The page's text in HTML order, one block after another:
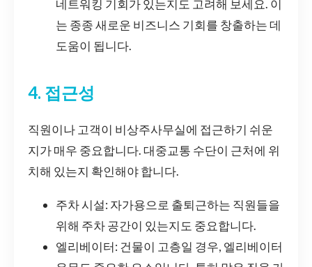
네트워킹 기회가 있는지도 고려해 보세요. 이
는 종종 새로운 비즈니스 기회를 창출하는 데
도움이 됩니다.
4. 접근성
직원이나 고객이 비상주사무실에 접근하기 쉬운
지가 매우 중요합니다. 대중교통 수단이 근처에 위
치해 있는지 확인해야 합니다.
주차 시설: 자가용으로 출퇴근하는 직원들을
위해 주차 공간이 있는지도 중요합니다.
엘리베이터: 건물이 고층일 경우, 엘리베이터